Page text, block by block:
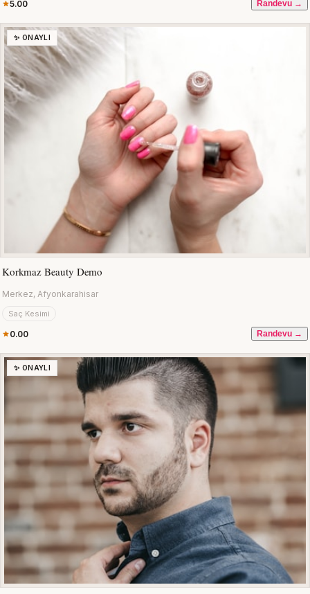
5.00 Randevu →
✨ ONAYLI
Korkmaz Beauty Demo
Merkez, Afyonkarahisar
Saç Kesimi
0.00 Randevu →
✨ ONAYLI